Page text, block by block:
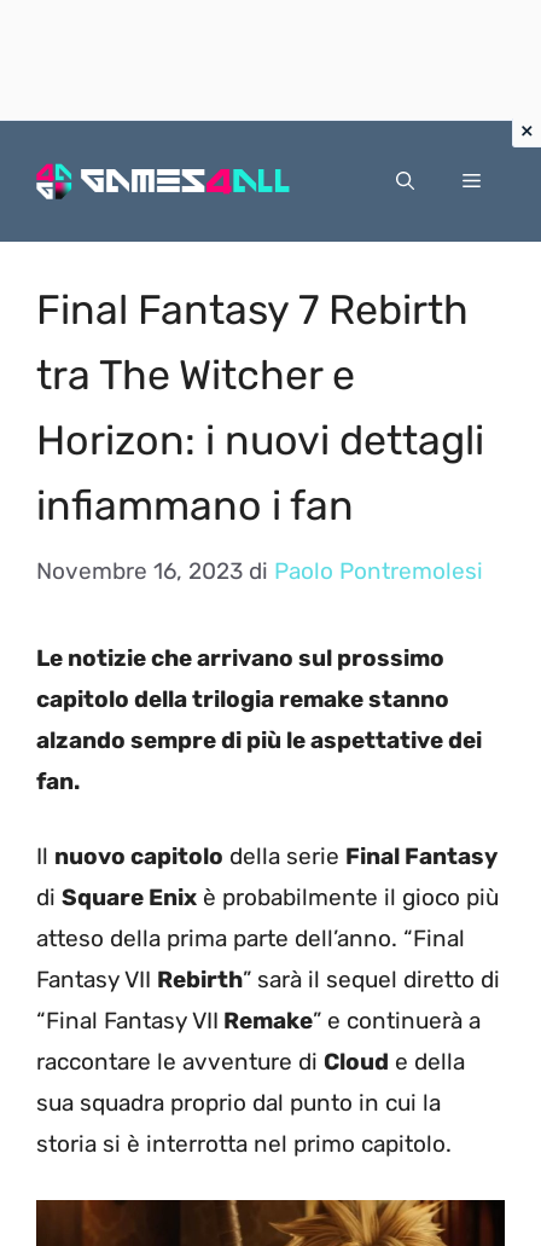
Menu
Final Fantasy 7 Rebirth
tra The Witcher e
Horizon: i nuovi dettagli
infiammano i fan
Novembre 16, 2023 di Paolo Pontremolesi
Le notizie che arrivano sul prossimo
capitolo della trilogia remake stanno
alzando sempre di più le aspettative dei
fan.
Il nuovo capitolo della serie Final Fantasy
di Square Enix è probabilmente il gioco più
atteso della prima parte dell’anno. “Final
Fantasy VII Rebirth” sarà il sequel diretto di
“Final Fantasy VII Remake” e continuerà a
raccontare le avventure di Cloud e della
sua squadra proprio dal punto in cui la
storia si è interrotta nel primo capitolo.